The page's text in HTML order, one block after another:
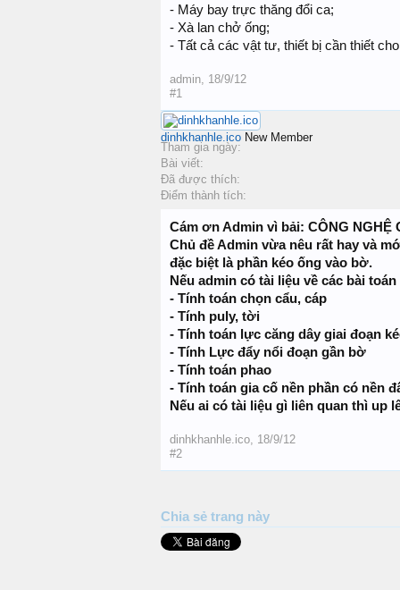
- Máy bay trực thăng đổi ca;
- Xà lan chở ống;
- Tất cả các vật tư, thiết bị cần thiết
admin, 18/9/12
#1
dinhkhanhle.ico New Member
Tham gia ngày:
Bài viết:
Đã được thích:
Điểm thành tích:
Cám ơn Admin vì bải: CÔNG NGHỆ
Chủ đề Admin vừa nêu rất hay và
đặc biệt là phần kéo ống vào bờ.
Nếu admin có tài liệu về các bài
- Tính toán chọn cẩu, cáp
- Tính puly, tời
- Tính toán lực căng dây giai đoạn
- Tính Lực đẩy nổi đoạn gần bờ
- Tính toán phao
- Tính toán gia cố nền phần có nền
Nếu ai có tài liệu gì liên quan thì up
dinhkhanhle.ico, 18/9/12
#2
Chia sẻ trang này